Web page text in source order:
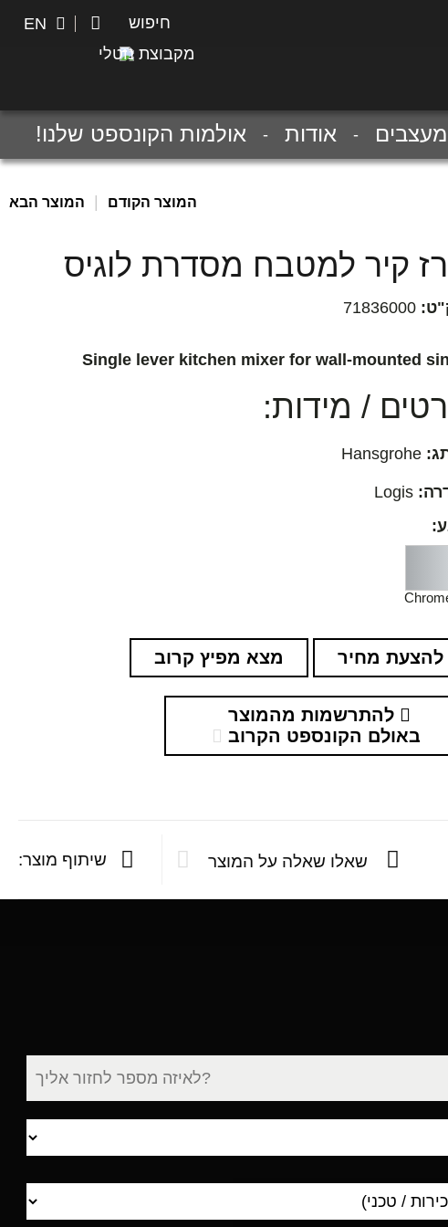
חיפוש EN
מקבוצת נוטלי
מעצבים אודות אולמות הקונספט שלנו!
המוצר הקודם המוצר הבא
קיר למטבח מסדרת לוגיס
71836000
Single lever kitchen mixer for wall-mounted
/ מידות:
להצעת מחיר מצא מפיץ קרוב
להתרשמות מהמוצר
באולם הקונספט הקרוב
שאלו שאלה על המוצר שיתוף מוצר: